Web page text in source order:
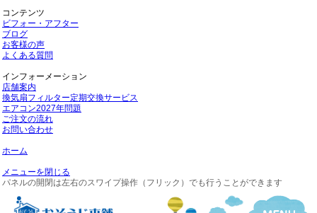
コンテンツ
ビフォー・アフター
ブログ
お客様の声
よくある質問
インフォーメーション
店舗案内
換気扇フィルター定期交換サービス
エアコン2027年問題
ご注文の流れ
お問い合わせ
ホーム
メニューを閉じる
パネルの開閉は左右のスワイプ操作（フリック）でも行うことができます